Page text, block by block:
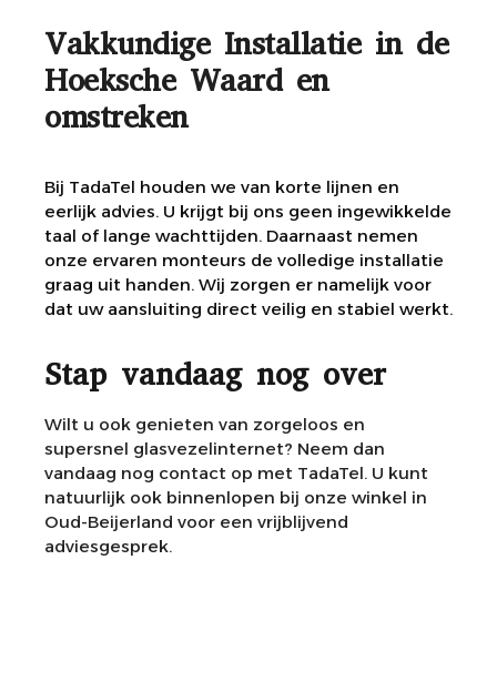
Vakkundige Installatie in de
Hoeksche Waard en
omstreken
Bij TadaTel houden we van korte lijnen en
eerlijk advies. U krijgt bij ons geen ingewikkelde
taal of lange wachttijden. Daarnaast nemen
onze ervaren monteurs de volledige installatie
graag uit handen. Wij zorgen er namelijk voor
dat uw aansluiting direct veilig en stabiel werkt.
Stap vandaag nog over
Wilt u ook genieten van zorgeloos en
supersnel glasvezelinternet? Neem dan
vandaag nog contact op met TadaTel. U kunt
natuurlijk ook binnenlopen bij onze winkel in
Oud-Beijerland voor een vrijblijvend
adviesgesprek.